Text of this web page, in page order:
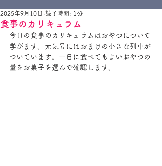
食事のカリキュラム
2025年9月10日 読了時間: 1分
今日の食事のカリキュラムはおやつについて
学びます。元気号にはおまけの小さな列車が
ついています。一日に食べてもよいおやつの
量をお菓子を選んで確認します。